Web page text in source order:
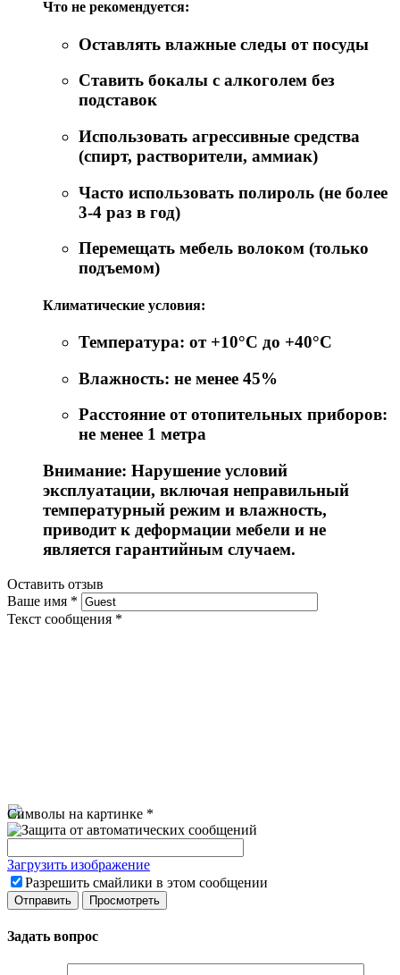
Что не рекомендуется:
Оставлять влажные следы от посуды
Ставить бокалы с алкоголем без
подставок
Использовать агрессивные средства
(спирт, растворители, аммиак)
Часто использовать полироль (не более
3-4 раз в год)
Перемещать мебель волоком (только
подъемом)
Климатические условия:
Температура: от +10°C до +40°C
Влажность: не менее 45%
Расстояние от отопительных приборов:
не менее 1 метра
Внимание: Нарушение условий
эксплуатации, включая неправильный
температурный режим и влажность,
приводит к деформации мебели и не
является гарантийным случаем.
Оставить отзыв
Ваше имя *
Текст сообщения *
Символы на картинке *
Загрузить изображение
Разрешить смайлики в этом сообщении
Задать вопрос